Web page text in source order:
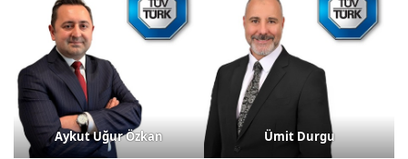
Aykut Uğur Özkan Ümit Durgu